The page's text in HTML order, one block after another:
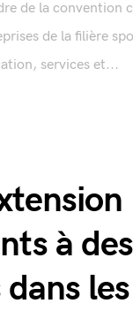
de la convention
de la filière
services et...
à des